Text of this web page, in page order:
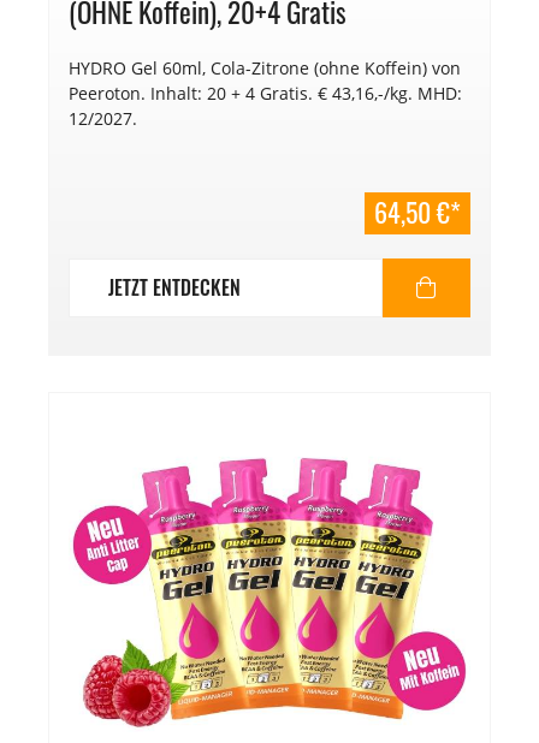
(OHNE Koffein), 20+4 Gratis
HYDRO Gel 60ml, Cola-Zitrone (ohne Koffein) von
Peeroton. Inhalt: 20 + 4 Gratis. € 43,16,-/kg. MHD:
12/2027.
64,50 €*
JETZT ENTDECKEN